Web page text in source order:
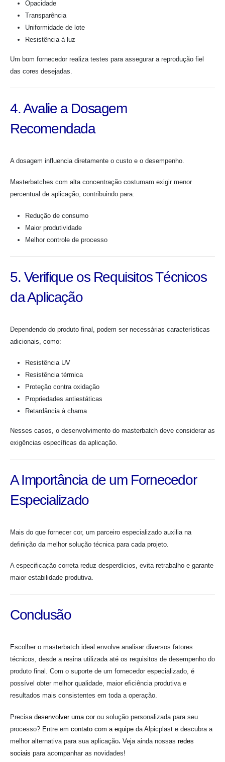
Opacidade
Transparência
Uniformidade de lote
Resistência à luz
Um bom fornecedor realiza testes para assegurar a reprodução fiel
das cores desejadas.
4. Avalie a Dosagem
Recomendada
A dosagem influencia diretamente o custo e o desempenho.
Masterbatches com alta concentração costumam exigir menor
percentual de aplicação, contribuindo para:
Redução de consumo
Maior produtividade
Melhor controle de processo
5. Verifique os Requisitos Técnicos
da Aplicação
Dependendo do produto final, podem ser necessárias características
adicionais, como:
Resistência UV
Resistência térmica
Proteção contra oxidação
Propriedades antiestáticas
Retardância à chama
Nesses casos, o desenvolvimento do masterbatch deve considerar as
exigências específicas da aplicação.
A Importância de um Fornecedor
Especializado
Mais do que fornecer cor, um parceiro especializado auxilia na
definição da melhor solução técnica para cada projeto.
A especificação correta reduz desperdícios, evita retrabalho e garante
maior estabilidade produtiva.
Conclusão
Escolher o masterbatch ideal envolve analisar diversos fatores
técnicos, desde a resina utilizada até os requisitos de desempenho do
produto final. Com o suporte de um fornecedor especializado, é
possível obter melhor qualidade, maior eficiência produtiva e
resultados mais consistentes em toda a operação.
Precisa desenvolver uma corou solução personalizada para seu
processo? Entre em contato com a equipe da Alpicplast e descubra a
melhor alternativa para sua aplicação. Veja ainda nossas redes
sociais para acompanhar as novidades!